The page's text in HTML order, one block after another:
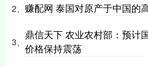
2、 赚配网 泰国对原产于中国的
3、
鼎信天下 农业农村部：预计
价格保持震荡